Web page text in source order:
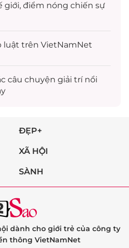
giới, điểm nóng chiến sự
luật trên VietNamNet
câu chuyện giải trínổi
ĐẸP+
XÃ HỘI
SÀNH
dành cho giới trẻ của công ty
thông VietNamNet